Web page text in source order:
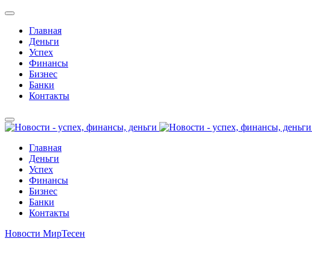
Главная
Деньги
Успех
Финансы
Бизнес
Банки
Контакты
Главная
Деньги
Успех
Финансы
Бизнес
Банки
Контакты
Новости МирТесен